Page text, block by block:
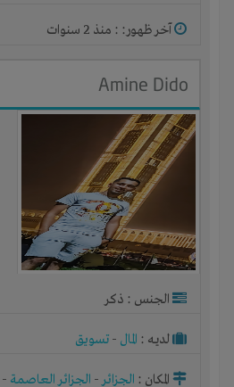
آخر ظهور: : منذ 2 سنوات
Amine Dido
الجنس : ذكر
لديـه : المال - تسويق
المكان : الجزائر- الجزائر العاصمة -